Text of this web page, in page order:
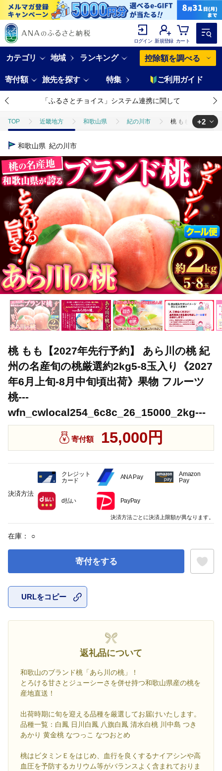
ログイン 新規登録 カート
カテゴリ 地域 ランキング 控除額を調べる
寄付額 旅先を探す 特集 ご利用ガイド
「ふるさとチョイス」システム連携に関して
TOP 近畿地方 和歌山県 紀の川市 桃 もも【2027年
TOP
TOP フルーツ もも 桃 もも【2027年先行予約】 あら川の
+2
和歌山県 紀の川市
桃 もも【2027年先行予約】 あら川の桃 紀
州の名産旬の桃厳選約2kg5-8玉入り《2027
年6月上旬-8月中旬頃出荷》果物 フルーツ
桃---
wfn_cwlocal254_6c8c_26_15000_2kg---
寄付額 15,000円
在庫： ○
寄付をする
URLをコピー
返礼品について
和歌山のブランド桃「あら川の桃」！
とろける甘さとジューシーさを併せ持つ和歌山県産の桃を
産地直送！
出荷時期に旬を迎える品種を厳選してお届けいたします。
品種一覧：白鳳 日川白鳳 八旗白鳳 清水白桃 川中島 つき
あかり 黄金桃 なつっこ なつおとめ
桃はビタミンＥをはじめ、血行を良くするナイアシンや高
血圧を予防するカリウム等がバランスよく含まれておりま
決済方法
クレジット
カード
ANA Pay
Amazon
Pay
d払い PayPay
決済方法ごとに決済上限額が異なります。